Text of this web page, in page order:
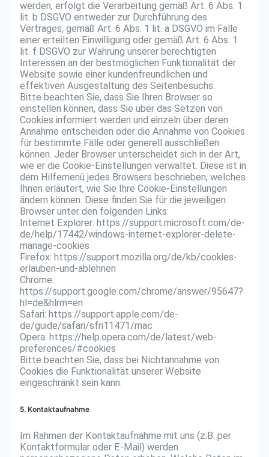
werden, erfolgt die Verarbeitung gemäß Art. 6 Abs. 1
lit. b DSGVO entweder zur Durchführung des
Vertrages, gemäß Art. 6 Abs. 1 lit. a DSGVO im Falle
einer erteilten Einwilligung oder gemäß Art. 6 Abs. 1
lit. f DSGVO zur Wahrung unserer berechtigten
Interessen an der bestmöglichen Funktionalität der
Website sowie einer kundenfreundlichen und
effektiven Ausgestaltung des Seitenbesuchs.
Bitte beachten Sie, dass Sie Ihren Browser so
einstellen können, dass Sie über das Setzen von
Cookies informiert werden und einzeln über deren
Annahme entscheiden oder die Annahme von Cookies
für bestimmte Fälle oder generell ausschließen
können. Jeder Browser unterscheidet sich in der Art,
wie er die Cookie-Einstellungen verwaltet. Diese ist in
dem Hilfemenü jedes Browsers beschrieben, welches
Ihnen erläutert, wie Sie Ihre Cookie-Einstellungen
ändern können. Diese finden Sie für die jeweiligen
Browser unter den folgenden Links:
Internet Explorer: https://support.microsoft.com/de-
de/help/17442/windows-internet-explorer-delete-
manage-cookies
Firefox: https://support.mozilla.org/de/kb/cookies-
erlauben-und-ablehnen
Chrome:
https://support.google.com/chrome/answer/95647?
hl=de&hlrm=en
Safari: https://support.apple.com/de-
de/guide/safari/sfri11471/mac
Opera: https://help.opera.com/de/latest/web-
preferences/#cookies
Bitte beachten Sie, dass bei Nichtannahme von
Cookies die Funktionalität unserer Website
eingeschränkt sein kann.
5. Kontaktaufnahme
Im Rahmen der Kontaktaufnahme mit uns (z.B. per
Kontaktformular oder E-Mail) werden